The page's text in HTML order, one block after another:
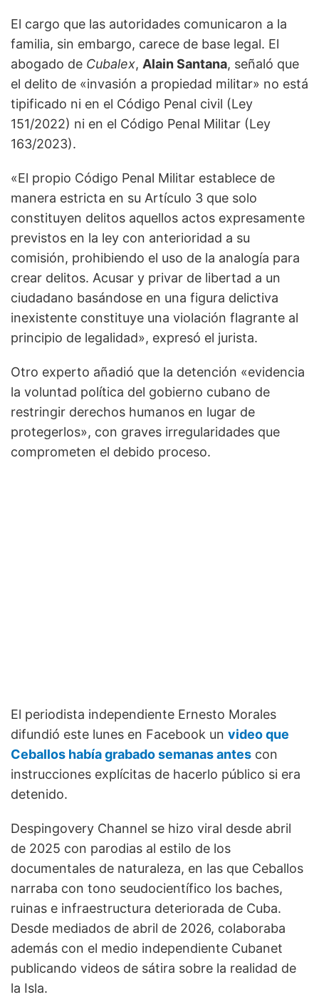
El cargo que las autoridades comunicaron a la
familia, sin embargo, carece de base legal. El
abogado de Cubalex, Alain Santana, señaló que
el delito de «invasión a propiedad militar» no está
tipificado ni en el Código Penal civil (Ley
151/2022) ni en el Código Penal Militar (Ley
163/2023).
«El propio Código Penal Militar establece de
manera estricta en su Artículo 3 que solo
constituyen delitos aquellos actos expresamente
previstos en la ley con anterioridad a su
comisión, prohibiendo el uso de la analogía para
crear delitos. Acusar y privar de libertad a un
ciudadano basándose en una figura delictiva
inexistente constituye una violación flagrante al
principio de legalidad», expresó el jurista.
Otro experto añadió que la detención «evidencia
la voluntad política del gobierno cubano de
restringir derechos humanos en lugar de
protegerlos», con graves irregularidades que
comprometen el debido proceso.
El periodista independiente Ernesto Morales
difundió este lunes en Facebook un video que
Ceballos había grabado semanas antes con
instrucciones explícitas de hacerlo público si era
detenido.
Despingovery Channel se hizo viral desde abril
de 2025 con parodias al estilo de los
documentales de naturaleza, en las que Ceballos
narraba con tono seudocientífico los baches,
ruinas e infraestructura deteriorada de Cuba.
Desde mediados de abril de 2026, colaboraba
además con el medio independiente Cubanet
publicando videos de sátira sobre la realidad de
la Isla.